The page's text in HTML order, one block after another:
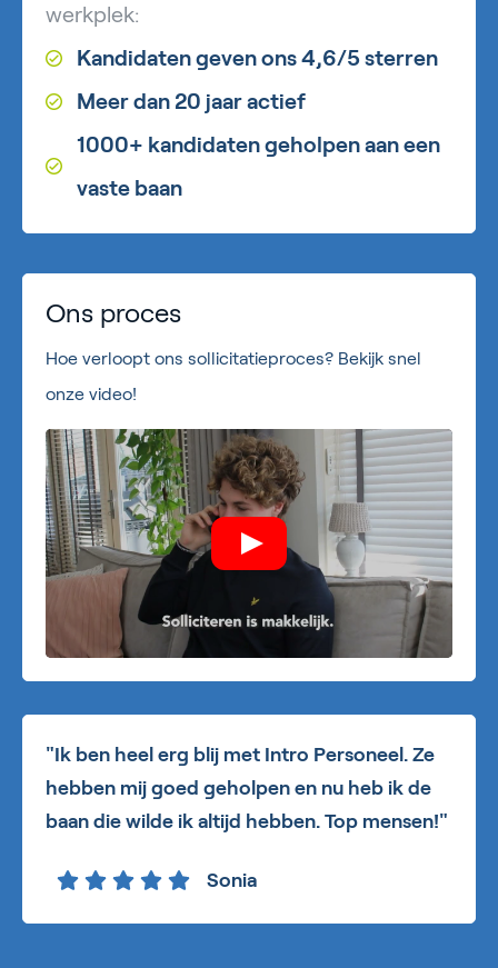
werkplek:
Kandidaten geven ons 4,6/5 sterren
Meer dan 20 jaar actief
1000+ kandidaten geholpen aan een
vaste baan
Ons proces
Hoe verloopt ons sollicitatieproces? Bekijk snel
onze video!
"Ik ben heel erg blij met Intro Personeel. Ze
hebben mij goed geholpen en nu heb ik de
baan die wilde ik altijd hebben. Top mensen!"
Sonia